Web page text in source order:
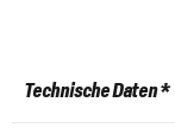
Technische Daten *